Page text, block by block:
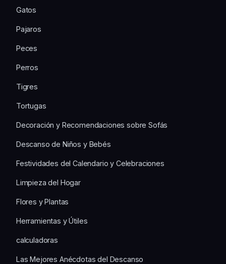
Gatos
Pajaros
Peces
Perros
Tigres
Tortugas
Decoración y Recomendaciones sobre Sofás
Descanso de Niños y Bebés
Festividades del Calendario y Celebraciones
Limpieza del Hogar
Flores y Plantas
Herramientas y Útiles
calculadoras
Las Mejores Anécdotas del Descanso